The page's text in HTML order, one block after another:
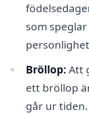
som
Bröllop: Att
ett bröllop
går ur